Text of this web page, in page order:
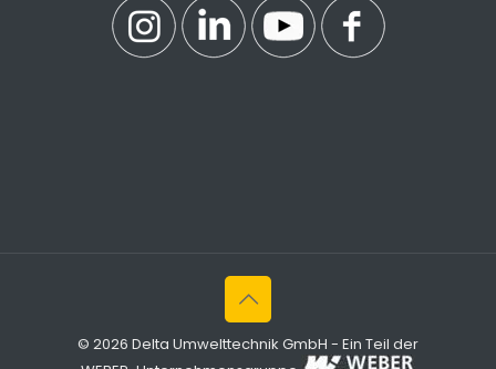
© 2026 Delta Umwelttechnik GmbH - Ein Teil der